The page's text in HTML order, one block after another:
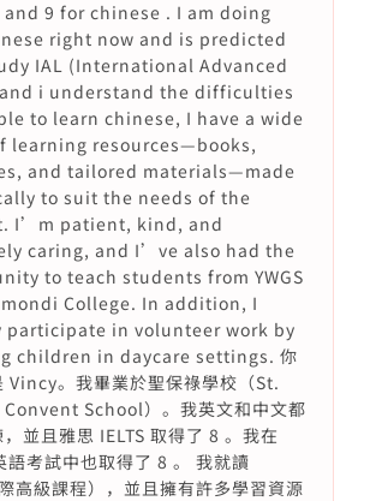
and 9 for chinese . I am doing
right now and is predicted
IAL (International Advanced
i understand the difficulties
to learn chinese, I have a wide
learning resources—books,
and tailored materials—made
to suit the needs of the
I’m patient, kind, and
caring, and I’ve also had the
to teach students from YWGS
College. In addition, I
participate in volunteer work by
children in daycare settings. 你
Vincy。我畢業於聖保祿學校（St.
School）。我英文和中文都
並且雅思 IELTS 取得了 8 。我在
語考試中也取得了 8 。 我就讀
高級課程），並且擁有許多學習資源